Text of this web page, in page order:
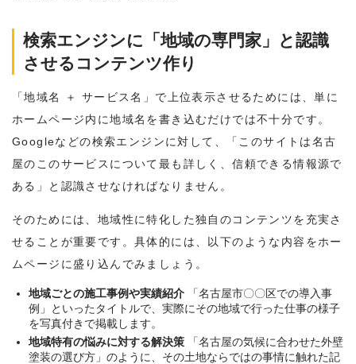
検索エンジンに「地域の専門家」と認識
させるコンテンツ作り
「地域名 ＋ サービス名」で上位表示させるためには、単に
ホームページ内に地域名を書き込むだけでは不十分です。
Googleなどの検索エンジンに対して、「このサイトは名古
屋のこのサービスについて最も詳しく、信頼できる情報源で
ある」と認識させなければなりません。
そのためには、地域性に特化した独自のコンテンツを充実さ
せることが重要です。具体的には、以下のような内容をホー
ムページに盛り込んでみましょう。
地域ごとの施工事例や実績紹介 「名古屋市〇〇区での導入事
例」といったタイトルで、実際にその地域で行った仕事の様子
を写真付きで掲載します。
地域特有の悩みに対する解決策 「名古屋の気候に合わせた外壁
塗装の選び方」のように、その土地ならではの事情に触れた記